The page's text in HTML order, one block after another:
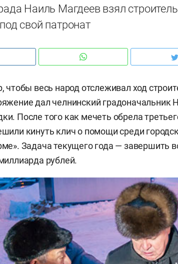
Наиль Магдеев взял
свой патронат
чтобы весь народ отслеживал ход
дал челнинский градоначальник
После того как мечеть обрела
кинуть клич о помощи среди
Задача текущего года — завершить
рублей.